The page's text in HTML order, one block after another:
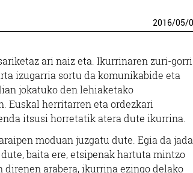
2016/05/
ari naiz eta. Ikurrinaren zuri-
izugarria sortu da komunikabide eta
jokatuko den lehiaketako
Euskal herritarren eta ordezkari
itsusi horretatik atera dute ikurrina.
moduan juzgatu dute. Egia da jada
baita ere, etsipenak hartuta mintzo
arabera, ikurrina ezingo delako